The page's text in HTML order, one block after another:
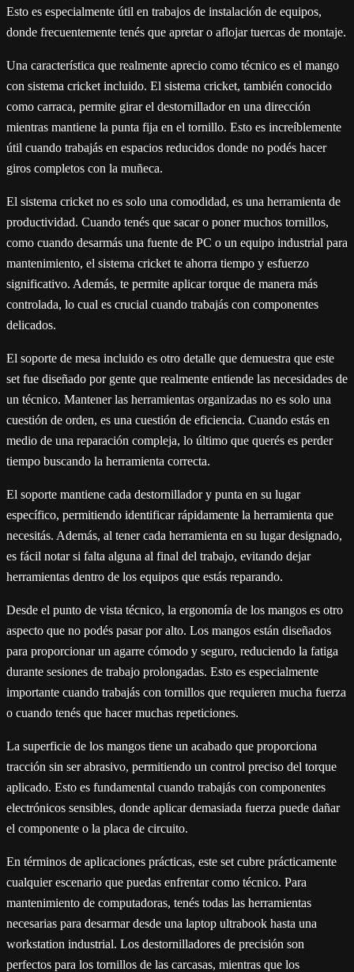
Esto es especialmente útil en trabajos de instalación de equipos,
donde frecuentemente tenés que apretar o aflojar tuercas de montaje.
Una característica que realmente aprecio como técnico es el mango
con sistema cricket incluido. El sistema cricket, también conocido
como carraca, permite girar el destornillador en una dirección
mientras mantiene la punta fija en el tornillo. Esto es increíblemente
útil cuando trabajás en espacios reducidos donde no podés hacer
giros completos con la muñeca.
El sistema cricket no es solo una comodidad, es una herramienta de
productividad. Cuando tenés que sacar o poner muchos tornillos,
como cuando desarmás una fuente de PC o un equipo industrial para
mantenimiento, el sistema cricket te ahorra tiempo y esfuerzo
significativo. Además, te permite aplicar torque de manera más
controlada, lo cual es crucial cuando trabajás con componentes
delicados.
El soporte de mesa incluido es otro detalle que demuestra que este
set fue diseñado por gente que realmente entiende las necesidades de
un técnico. Mantener las herramientas organizadas no es solo una
cuestión de orden, es una cuestión de eficiencia. Cuando estás en
medio de una reparación compleja, lo último que querés es perder
tiempo buscando la herramienta correcta.
El soporte mantiene cada destornillador y punta en su lugar
específico, permitiendo identificar rápidamente la herramienta que
necesitás. Además, al tener cada herramienta en su lugar designado,
es fácil notar si falta alguna al final del trabajo, evitando dejar
herramientas dentro de los equipos que estás reparando.
Desde el punto de vista técnico, la ergonomía de los mangos es otro
aspecto que no podés pasar por alto. Los mangos están diseñados
para proporcionar un agarre cómodo y seguro, reduciendo la fatiga
durante sesiones de trabajo prolongadas. Esto es especialmente
importante cuando trabajás con tornillos que requieren mucha fuerza
o cuando tenés que hacer muchas repeticiones.
La superficie de los mangos tiene un acabado que proporciona
tracción sin ser abrasivo, permitiendo un control preciso del torque
aplicado. Esto es fundamental cuando trabajás con componentes
electrónicos sensibles, donde aplicar demasiada fuerza puede dañar
el componente o la placa de circuito.
En términos de aplicaciones prácticas, este set cubre prácticamente
cualquier escenario que puedas enfrentar como técnico. Para
mantenimiento de computadoras, tenés todas las herramientas
necesarias para desarmar desde una laptop ultrabook hasta una
workstation industrial. Los destornilladores de precisión son
perfectos para los tornillos de las carcasas, mientras que los